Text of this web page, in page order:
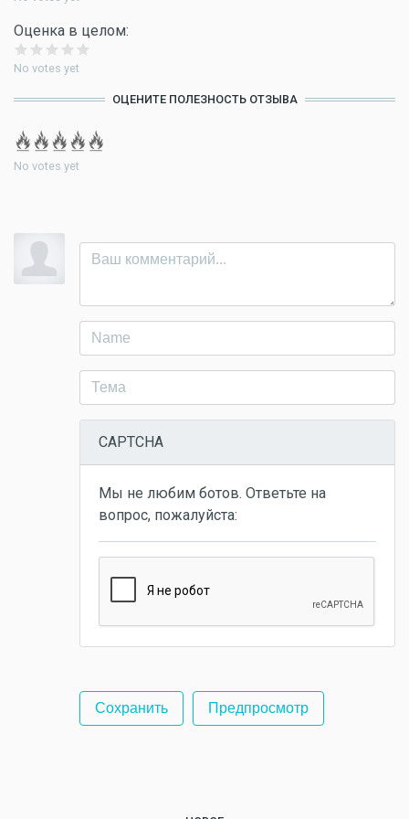
Оценка в целом:
No votes yet
ОЦЕНИТЕ ПОЛЕЗНОСТЬ ОТЗЫВА
No votes yet
CAPTCHA
Мы не любим ботов. Ответьте на
вопрос, пожалуйста: